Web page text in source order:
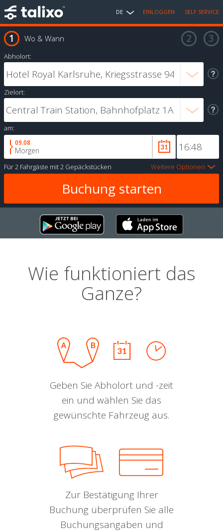
DE EINLOGGEN SELF SERVICE
Wo & Wann
Abholort:
Zielort:
am:
09.08
Morgen
Für2 Fahrgäste mit2 Gepäckstücken Weitere Optionen
Wie funktioniert das
Ganze?
Geben Sie Abholort und -zeit
ein und wählen Sie das
gewünschte Fahrzeug aus.
Zur Bestätigung Ihrer
Buchung überprüfen Sie alle
Buchungsangaben und